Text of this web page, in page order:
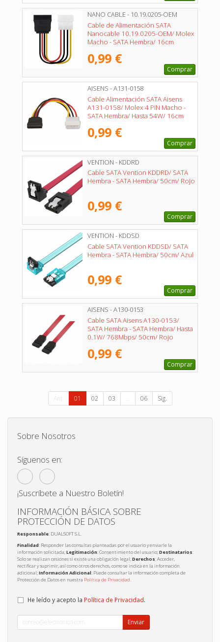
NANO CABLE - 10.19.0205-OEM
Cable de Alimentación SATA
Nanocable 10.19.0205-OEM/ Molex
Macho - SATA Hembra/ 16cm
0,99 €
Comprar
AISENS - A131-0158
Cable Alimentación SATA Aisens
A131-0158/ Molex 4 PIN Macho -
SATA Hembra/ Hasta 54W/ 16cm
0,99 €
Comprar
VENTION - KDDRD
Cable SATA Vention KDDRD/ SATA
Hembra - SATA Hembra/ 50cm/ Rojo
0,99 €
Comprar
VENTION - KDDSD
Cable SATA Vention KDDSD/ SATA
Hembra - SATA Hembra/ 50cm/ Azul
0,99 €
Comprar
AISENS - A130-0153
Cable SATA Aisens A130-0153/
SATA Hembra - SATA Hembra/ Hasta
0.1W/ 768Mbps/ 50cm/ Rojo
0,99 €
Comprar
Ant. 01 02 03 ... 06 Sig.
Sobre Nosotros
Síguenos en:
¡Suscríbete a Nuestro Boletín!
INFORMACIÓN BÁSICA SOBRE
PROTECCIÓN DE DATOS
Responsable: DUALSOFT S.L.
Finalidad: Responder las consultas planteadas por el usuario y enviarle la
información solicitada;Legitimación: Consentimiento del usuario;Destinatarios:
Solo se realizan cesiones si existe una obligación legal;Derechos: Acceder,
rectificar y suprimir, así como otros derechos, como se indica en la información
adicional;Información Adicional: Puede consultar la información completa de
Protección de Datos en nuestra Política de Privacidad.
He leído y acepto la Política de Privacidad.
Enviar